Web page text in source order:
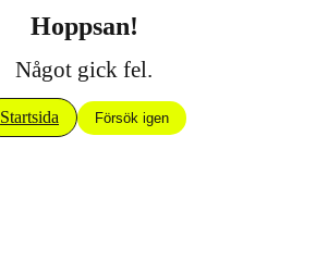
Hoppsan!
Något gick fel.
Startsida Försök igen